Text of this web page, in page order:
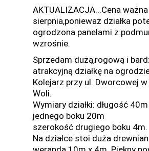
AKTUALIZACJA...Cena
sierpnia,ponieważ działka
ogrodzona panelami z
wzrośnie.
Sprzedam dużą,rogową i
atrakcyjną działkę na
Kolejarz przy ul. Dworcowej
Woli.
Wymiary działki: długość
jednego boku 20m
szerokość drugiego boku 4m.
Na działce stoi duża